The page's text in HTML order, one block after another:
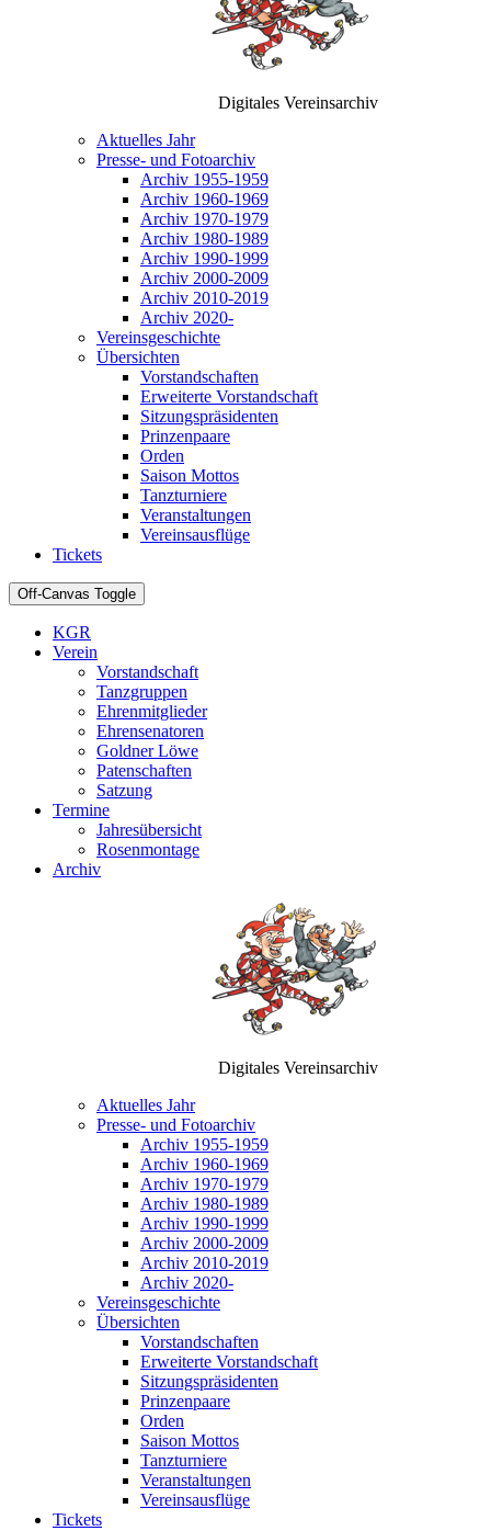
Digitales Vereinsarchiv
Aktuelles Jahr
Presse- und Fotoarchiv
Archiv 1955-1959
Archiv 1960-1969
Archiv 1970-1979
Archiv 1980-1989
Archiv 1990-1999
Archiv 2000-2009
Archiv 2010-2019
Archiv 2020-
Vereinsgeschichte
Übersichten
Vorstandschaften
Erweiterte Vorstandschaft
Sitzungspräsidenten
Prinzenpaare
Orden
Saison Mottos
Tanzturniere
Veranstaltungen
Vereinsausflüge
Tickets
Off-Canvas Toggle
KGR
Verein
Vorstandschaft
Tanzgruppen
Ehrenmitglieder
Ehrensenatoren
Goldner Löwe
Patenschaften
Satzung
Termine
Jahresübersicht
Rosenmontage
Archiv
Digitales Vereinsarchiv
Aktuelles Jahr
Presse- und Fotoarchiv
Archiv 1955-1959
Archiv 1960-1969
Archiv 1970-1979
Archiv 1980-1989
Archiv 1990-1999
Archiv 2000-2009
Archiv 2010-2019
Archiv 2020-
Vereinsgeschichte
Übersichten
Vorstandschaften
Erweiterte Vorstandschaft
Sitzungspräsidenten
Prinzenpaare
Orden
Saison Mottos
Tanzturniere
Veranstaltungen
Vereinsausflüge
Tickets